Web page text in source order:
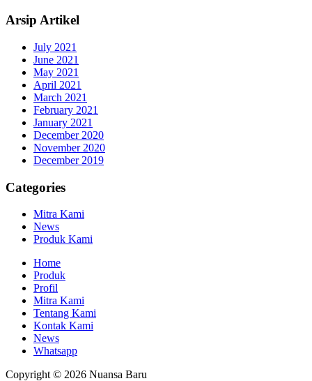
Arsip Artikel
July 2021
June 2021
May 2021
April 2021
March 2021
February 2021
January 2021
December 2020
November 2020
December 2019
Categories
Mitra Kami
News
Produk Kami
Home
Produk
Profil
Mitra Kami
Tentang Kami
Kontak Kami
News
Whatsapp
Copyright © 2026 Nuansa Baru